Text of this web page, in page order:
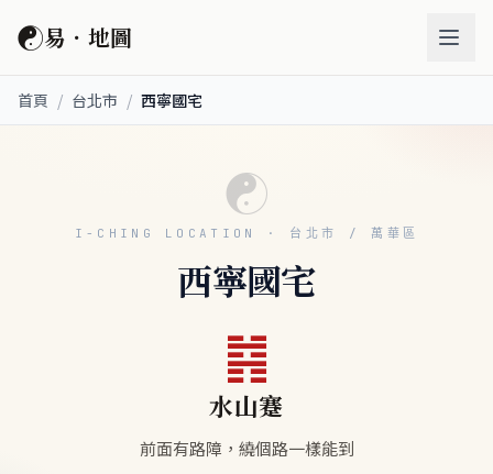
☯易．地圖
首頁 / 台北市 / 西寧國宅
☯
I-CHING LOCATION · 台北市 / 萬華區
西寧國宅
䷦
水山蹇
前面有路障，繞個路一樣能到